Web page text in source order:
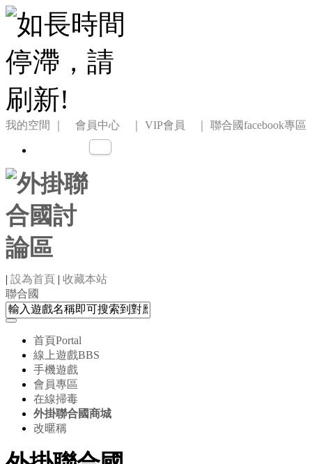
我的空間 ｜ 會員中心 ｜ VIP會員 ｜ 聯合國facebook專區
| 設為首頁 | 收藏本站
聯合國
首頁Portal
線上遊戲BBS
手機遊戲
會員專區
在線掃毒
外掛聯合國商城
改暱稱